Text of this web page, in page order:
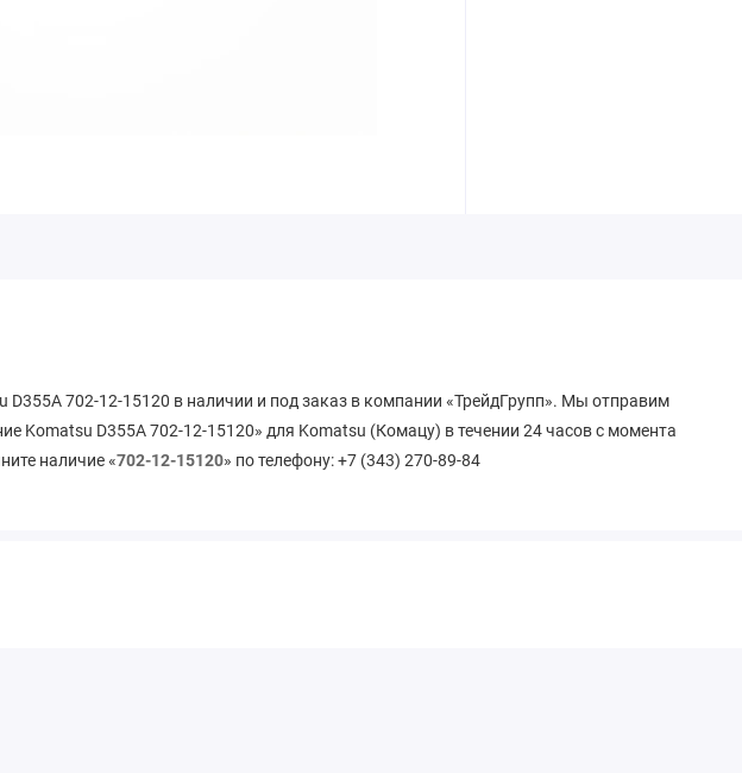
D355A 702-12-15120 в наличии и под заказ в компании «ТрейдГрупп». Мы отправим
Komatsu D355A 702-12-15120» для Komatsu (Комацу) в течении 24 часов с момента
наличие «702-12-15120» по телефону: +7 (343) 270-89-84